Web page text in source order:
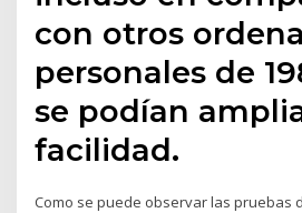
con otros
personales de
se podían
facilidad.
Como se puede observar las pruebas